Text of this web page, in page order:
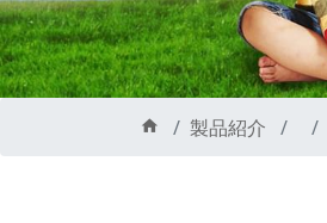
製品紹介